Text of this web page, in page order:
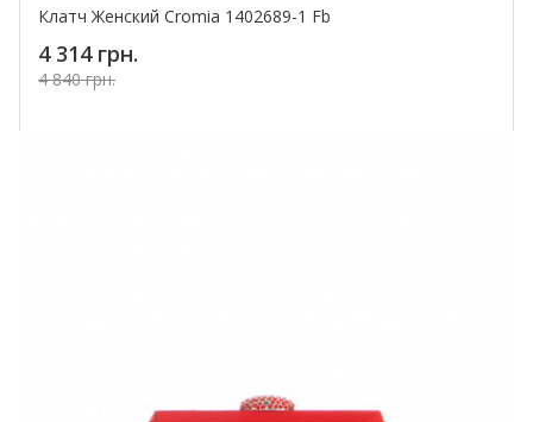
Клатч Женский Cromia 1402689-1 Fb
4 314 грн.
4 840 грн.